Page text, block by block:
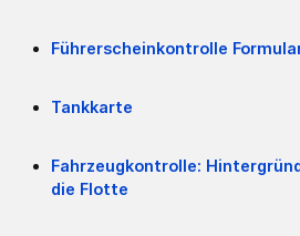
Führerscheinkontrolle
Tankkarte
Fahrzeugkontrolle:
die Flotte